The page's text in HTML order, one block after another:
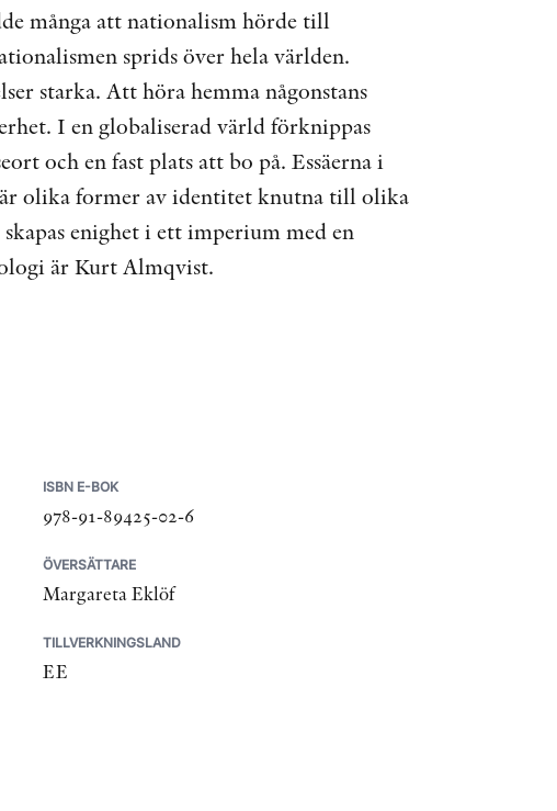
PEER REVIEW-PROCESSEN
många att nationalism hörde till
sprids över hela världen.
starka. Att höra hemma någonstans
I en globaliserad värld förknippas
och en fast plats att bo på. Essäerna i
olika former av identitet knutna till olika
enighet i ett imperium med en
är Kurt Almqvist.
ISBN E-BOK
978-91-89425-02-6
ÖVERSÄTTARE
Margareta Eklöf
TILLVERKNINGSLAND
EE